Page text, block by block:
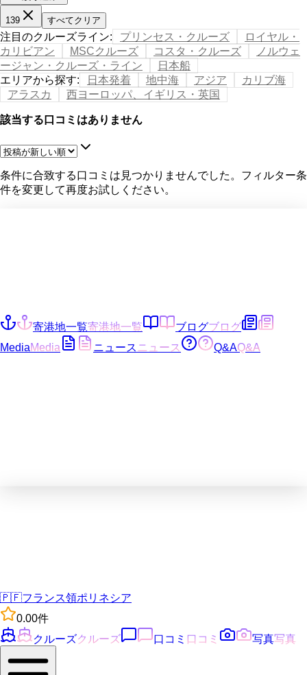
139 すべてクリア
注目のクルーズライン: プリンセス・クルーズ
ロイヤル・
カリビアン
MSCクルーズ コスタ・クルーズ
ノルウェ
ージャン・クルーズ・ライン
日本船
エリアから探す: 日本発着 地中海 アジア
カリブ海
アラスカ
西ヨーロッパ、イギリス・英国
該当する口コミはありません
条件に合致する口コミは見つかりませんでした。フィルター条
件を変更して再度お試しください。
寄港地一覧寄港地一覧 ブログブログ
MediaMedia ニュース ニュース Q&AQ&A
🇵🇫フランス領ポリネシア
0.00件
クルーズクルーズ 口コミ 口コミ 写真写真